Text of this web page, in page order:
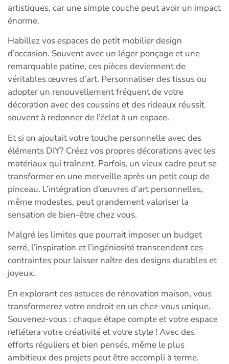
artistiques, car une simple couche peut avoir un impact
énorme.
Habillez vos espaces de petit mobilier design
d’occasion. Souvent avec un léger ponçage et une
remarquable patine, ces pièces deviennent de
véritables œuvres d’art. Personnaliser des tissus ou
adopter un renouvellement fréquent de votre
décoration avec des coussins et des rideaux réussit
souvent à redonner de l’éclat à un espace.
Et si on ajoutait votre touche personnelle avec des
éléments DIY? Créez vos propres décorations avec les
matériaux qui traînent. Parfois, un vieux cadre peut se
transformer en une merveille après un petit coup de
pinceau. L’intégration d’œuvres d’art personnelles,
même modestes, peut grandement valoriser la
sensation de bien-être chez vous.
Malgré les limites que pourrait imposer un budget
serré, l’inspiration et l’ingéniosité transcendent ces
contraintes pour laisser naître des designs durables et
joyeux.
En explorant ces astuces de rénovation maison, vous
transformerez votre endroit en un chez-vous unique.
Souvenez-vous : chaque étape compte et votre espace
reflétera votre créativité et votre style ! Avec des
efforts réguliers et bien pensés, même le plus
ambitieux des projets peut être accompli à terme.